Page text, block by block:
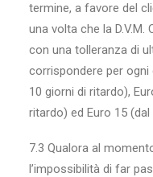
termine, a favore del
una volta che la D.V.M.
con una tolleranza di
corrispondere per ogni
10 giorni di ritardo),
ritardo) ed Euro 15
7.3 Qualora al
l’impossibilità di far